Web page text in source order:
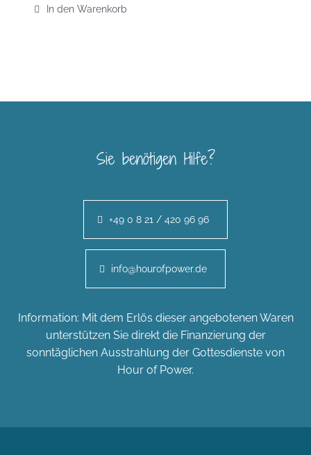
In den Warenkorb
Sie benötigen Hilfe?
+49 0 8 21 / 420 96 96
info@hourofpower.de
Information: Mit dem Erlös dieser angebotenen Waren
unterstützen Sie direkt die Finanzierung der
sonntäglichen Ausstrahlung der Gottesdienste von
Hour of Power.